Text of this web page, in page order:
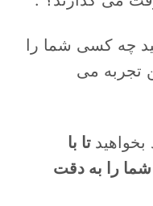
چه کسی شما را
تجربه می
تا با
را به دقت